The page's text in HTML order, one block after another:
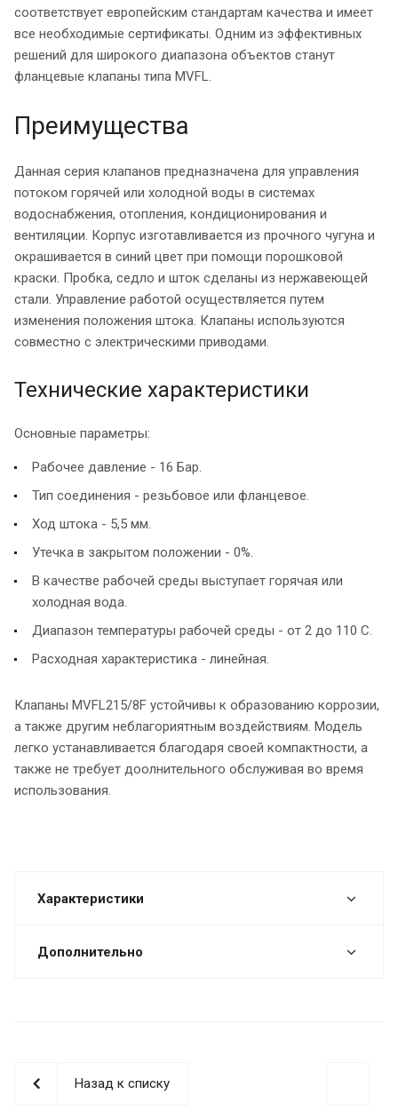
соответствует европейским стандартам качества и имеет
все необходимые сертификаты. Одним из эффективных
решений для широкого диапазона объектов станут
фланцевые клапаны типа MVFL.
Преимущества
Данная серия клапанов предназначена для управления
потоком горячей или холодной воды в системах
водоснабжения, отопления, кондиционирования и
вентиляции. Корпус изготавливается из прочного чугуна и
окрашивается в синий цвет при помощи порошковой
краски. Пробка, седло и шток сделаны из нержавеющей
стали. Управление работой осуществляется путем
изменения положения штока. Клапаны используются
совместно с электрическими приводами.
Технические характеристики
Основные параметры:
Рабочее давление - 16 Бар.
Тип соединения - резьбовое или фланцевое.
Ход штока - 5,5 мм.
Утечка в закрытом положении - 0%.
В качестве рабочей среды выступает горячая или
холодная вода.
Диапазон температуры рабочей среды - от 2 до 110 С.
Расходная характеристика - линейная.
Клапаны MVFL215/8F устойчивы к образованию коррозии,
а также другим неблагориятным воздействиям. Модель
легко устанавливается благодаря своей компактности, а
также не требует доолнительного обслуживая во время
использования.
Характеристики
Дополнительно
Назад к списку